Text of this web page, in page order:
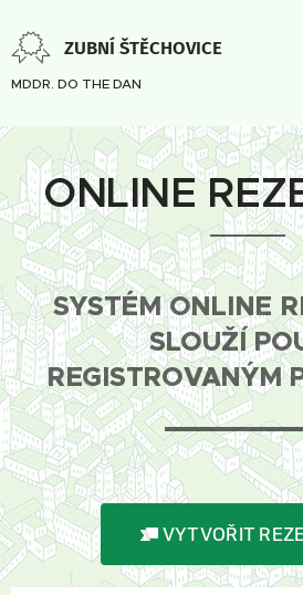
ZUBNÍ ŠTĚCHOVICE
MDDR. DO THE DAN
ONLINE
SYSTÉM ONLINE
SLOUŽÍ
REGISTROVANÝM
VYTVOŘIT